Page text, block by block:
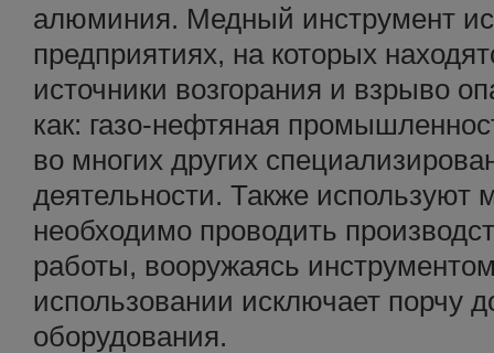
алюминия. Медный инструмент
предприятиях, на которых
источники возгорания и взрыво
как: газо-нефтяная
во многих других
деятельности. Также используют
необходимо проводить
работы, вооружаясь
использовании исключает порчу
оборудования.